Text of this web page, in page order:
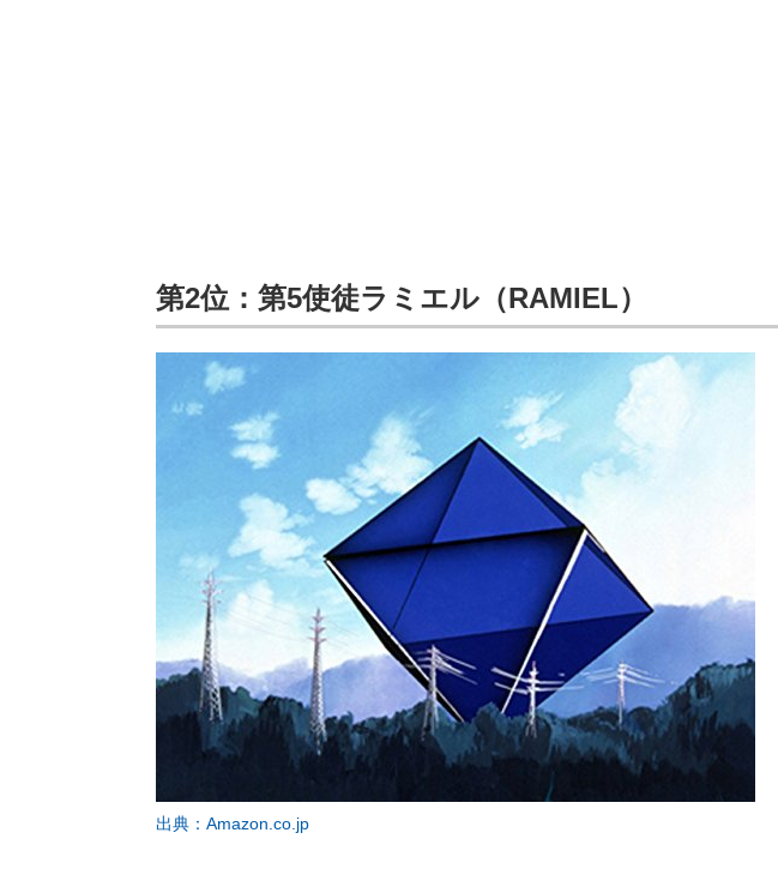
第2位：第5使徒ラミエル（RAMIEL）
出典：Amazon.co.jp